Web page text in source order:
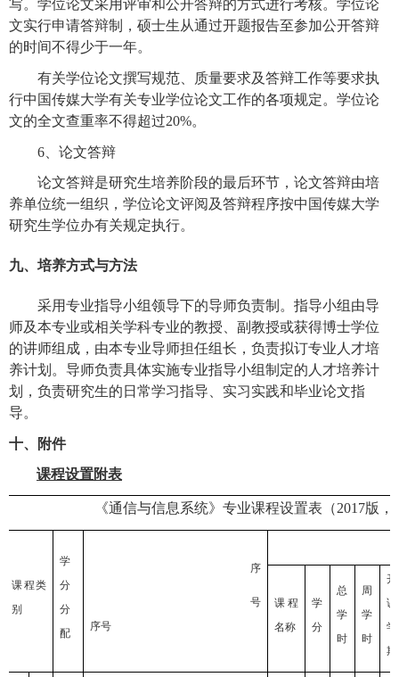
写。学位论文采用评审和公开答辩的方式进行考核。学位论
文实行申请答辩制，硕士生从通过开题报告至参加公开答辩
的时间不得少于一年。
有关学位论文撰写规范、质量要求及答辩工作等要求执
行中国传媒大学有关专业学位论文工作的各项规定。学位论
文的全文查重率不得超过20%。
6 、论文答辩
论文答辩是研究生培养阶段的最后环节，论文答辩由培
养单位统一组织，学位论文评阅及答辩程序按中国传媒大学
研究生学位办有关规定执行。
九、培养方式与方法
采用专业指导小组领导下的导师负责制。指导小组由导
师及本专业或相关学科专业的教授、副教授或获得博士学位
的讲师组成，由本专业导师担任组长，负责拟订专业人才培
养计划。 导师负责具体实施专业指导小组制定的人才培养计
划，负责研究生的日常学习指导、实习实践和毕业论文指
导。
十、附件
课程设置附表
《通信与信息系统》专业课程设置表（2017版，
课程类
别
学
分
分
配
序
号
序号
课程
名称
学
分
总
学
时
周
学
时
开
课
学
期